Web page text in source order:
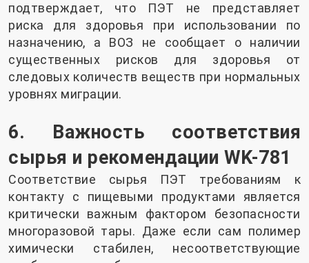
подтверждает, что ПЭТ не представляет
риска для здоровья при использовании по
назначению, а ВОЗ не сообщает о наличии
существенных рисков для здоровья от
следовых количеств веществ при нормальных
уровнях миграции.
6. Важность соответствия
сырья и рекомендации WK-781
Соответствие сырья ПЭТ требованиям к
контакту с пищевыми продуктами является
критически важным фактором безопасности
многоразовой тары. Даже если сам полимер
химически стабилен, несоответствующие